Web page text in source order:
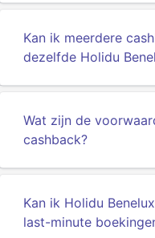
Kan ik meerdere
dezelfde Holidu
Wat zijn de
cashback?
Kan ik Holidu
last-minute